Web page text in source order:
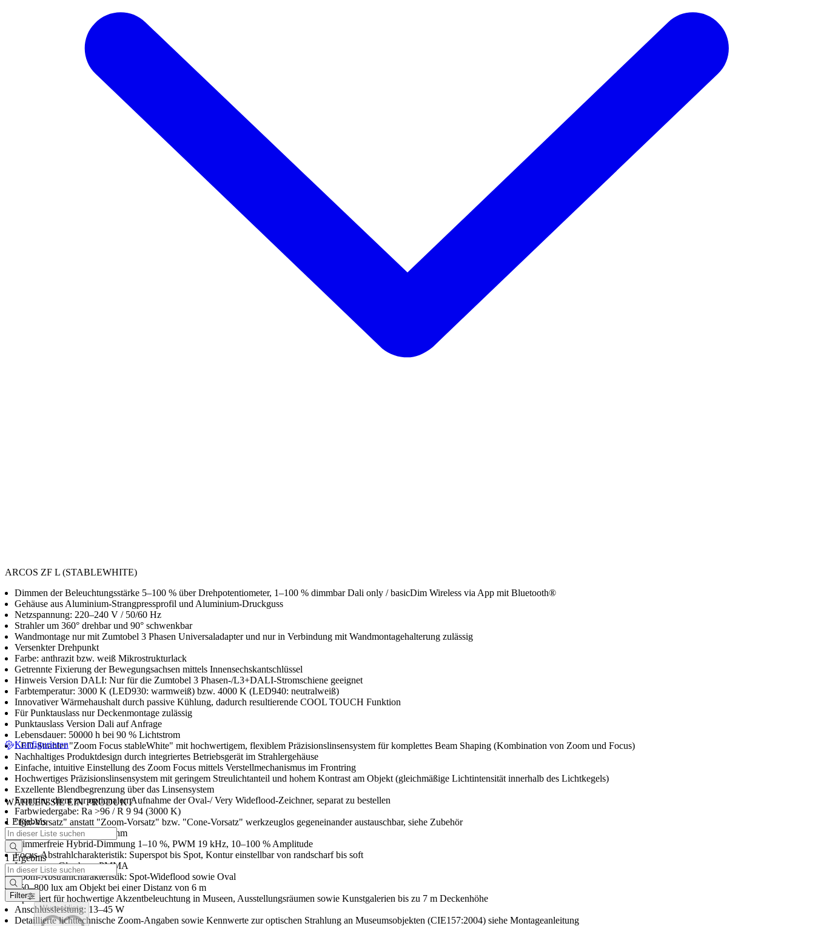
ARCOS ZF L (STABLEWHITE)
Dimmen der Beleuchtungsstärke 5–100 % über Drehpotentiometer, 1–100 % dimmbar Dali only / basicDim Wireless via App mit Bluetooth®
Gehäuse aus Aluminium-Strangpressprofil und Aluminium-Druckguss
Netzspannung: 220–240 V / 50/60 Hz
Strahler um 360° drehbar und 90° schwenkbar
Wandmontage nur mit Zumtobel 3 Phasen Universaladapter und nur in Verbindung mit Wandmontagehalterung zulässig
Versenkter Drehpunkt
Farbe: anthrazit bzw. weiß Mikrostrukturlack
Getrennte Fixierung der Bewegungsachsen mittels Innensechskantschlüssel
Hinweis Version DALI: Nur für die Zumtobel 3 Phasen-/L3+DALI-Stromschiene geeignet
Farbtemperatur: 3000 K (LED930: warmweiß) bzw. 4000 K (LED940: neutralweiß)
Innovativer Wärmehaushalt durch passive Kühlung, dadurch resultierende COOL TOUCH Funktion
Für Punktauslass nur Deckenmontage zulässig
Punktauslass Version Dali auf Anfrage
Lebensdauer: 50000 h bei 90 % Lichtstrom
LED-Strahler "Zoom Focus stableWhite" mit hochwertigem, flexiblem Präzisionslinsensystem für komplettes Beam Shaping (Kombination von Zoom und Focus)
Nachhaltiges Produktdesign durch integriertes Betriebsgerät im Strahlergehäuse
Einfache, intuitive Einstellung des Zoom Focus mittels Verstellmechanismus im Frontring
Hochwertiges Präzisionslinsensystem mit geringem Streulichtanteil und hohem Kontrast am Objekt (gleichmäßige Lichtintensität innerhalb des Lichtkegels)
Exzellente Blendbegrenzung über das Linsensystem
Frontring dient zur optionalen Aufnahme der Oval-/ Very Wideflood-Zeichner, separat zu bestellen
Farbwiedergabe: Ra >96 / R 9 94 (3000 K)
"Fix-Vorsatz" anstatt "Zoom-Vorsatz" bzw. "Cone-Vorsatz" werkzeuglos gegeneinander austauschbar, siehe Zubehör
Spektralbereich: 380–780 nm
Flimmerfreie Hybrid-Dimmung 1–10 %, PWM 19 kHz, 10–100 % Amplitude
Focus-Abstrahlcharakteristik: Superspot bis Spot, Kontur einstellbar von randscharf bis soft
Linsen aus Glas bzw. PMMA
Zoom-Abstrahlcharakteristik: Spot-Wideflood sowie Oval
150–800 lux am Objekt bei einer Distanz von 6 m
Optimiert für hochwertige Akzentbeleuchtung in Museen, Ausstellungsräumen sowie Kunstgalerien bis zu 7 m Deckenhöhe
Anschlussleistung: 13–45 W
Detaillierte lichttechnische Zoom-Angaben sowie Kennwerte zur optischen Strahlung an Museumsobjekten (CIE157:2004) siehe Montageanleitung
Konfigurieren
WÄHLEN SIE EIN PRODUKT
1 Ergebnis
1 Ergebnis
Filter
Wunschliste